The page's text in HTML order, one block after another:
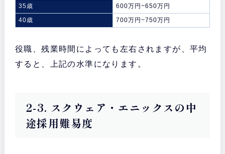
35歳
600万円~650万円
40歳
700万円~750万円
役職、残業時間によっても左右されますが、平均
すると、上記の水準になります。
2-3. スクウェア・エニックスの中
途採用難易度